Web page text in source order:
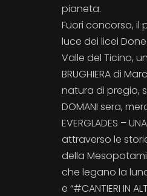
pianeta.
Fuori concorso, il
luce dei licei
Valle del Ticino,
BRUGHIERA di
natura di pregio,
DOMANI sera,
EVERGLADES –
attraverso le
della
che legano la
e “#CANTIERI IN